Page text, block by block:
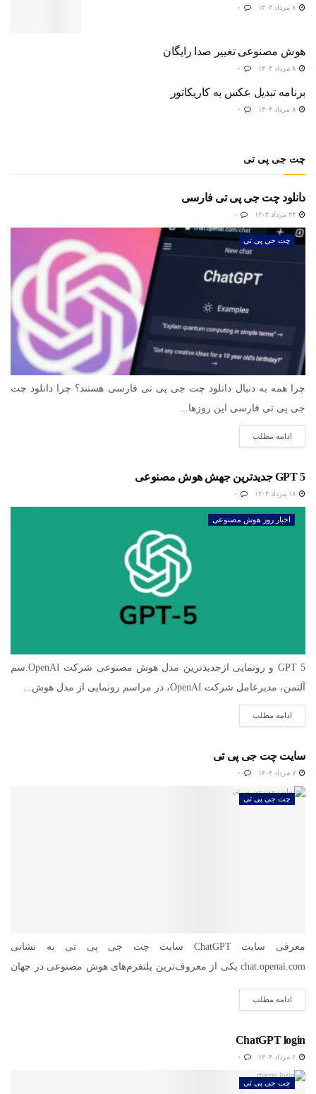
هوش مصنوعی تغییر صدا رایگان
برنامه تبدیل عکس به کاریکاتور
چت جی پی تی
دانلود چت جی پی تی فارسی
چت جی پی تی
چرا همه به دنبال دانلود چت جی پی تی فارسی هستند؟ چرا دانلود چت
جی پی تی فارسی این روزها...
ادامه مطلب
GPT 5 جدیدترین جهش هوش مصنوعی
اخبار روز هوش مصنوعی
GPT 5 و رونمایی ازجدیدترین مدل هوش مصنوعی شرکت OpenAI.سم
آلتمن، مدیرعامل شرکت OpenAI، در مراسم رونمایی از مدل هوش...
ادامه مطلب
سایت چت جی پی تی
چت جی پی تی
معرفی سایت ChatGPT سایت چت جی پی تی به نشانی
chat.openai.com یکی از معروف‌ترین پلتفرم‌های هوش مصنوعی در جهان
است....
ادامه مطلب
ChatGPT login
چت جی پی تی